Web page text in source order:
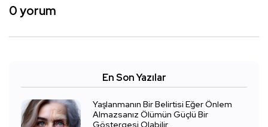
0 yorum
En Son Yazılar
Yaşlanmanın Bir Belirtisi Eğer Önlem
Almazsanız Ölümün Güçlü Bir
Göstergesi Olabilir